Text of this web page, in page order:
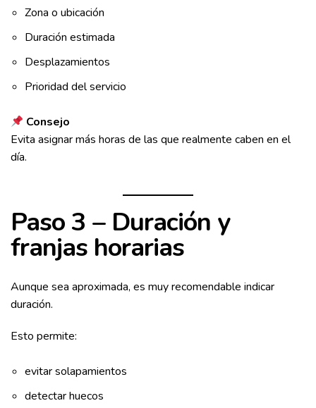
Zona o ubicación
Duración estimada
Desplazamientos
Prioridad del servicio
Consejo
Evita asignar más horas de las que realmente caben en el
día.
Paso 3 – Duración y
franjas horarias
Aunque sea aproximada, es muy recomendable indicar
duración.
Esto permite:
evitar solapamientos
detectar huecos